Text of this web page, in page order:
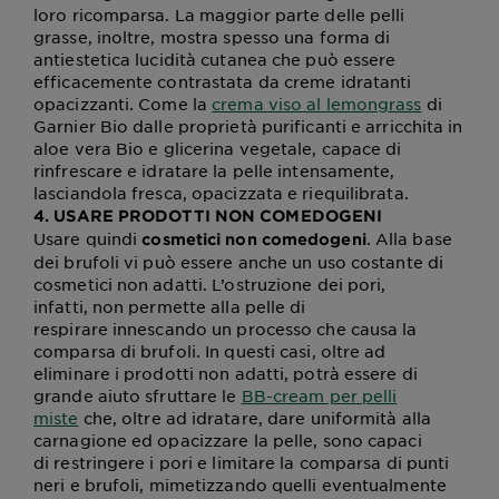
loro ricomparsa. La maggior parte delle pelli
grasse, inoltre, mostra spesso una forma di
antiestetica lucidità cutanea che può essere
efficacemente contrastata da creme idratanti
opacizzanti. Come la crema viso al lemongrass di
Garnier Bio dalle proprietà purificanti e arricchita in
aloe vera Bio e glicerina vegetale, capace di
rinfrescare e idratare la pelle intensamente,
lasciandola fresca, opacizzata e riequilibrata.
4. USARE PRODOTTI NON COMEDOGENI
Usare quindicosmetici non comedogeni. Alla base
dei brufoli vi può essere anche un uso costante di
cosmetici non adatti. L’ostruzione dei pori,
infatti, non permette alla pelle di
respirare innescando un processo che causa la
comparsa di brufoli. In questi casi, oltre ad
eliminare i prodotti non adatti, potrà essere di
grande aiuto sfruttare le BB-cream per pelli
miste che, oltre ad idratare, dare uniformità alla
carnagione ed opacizzare la pelle, sono capaci
di restringere i pori e limitare la comparsa di punti
neri e brufoli, mimetizzando quelli eventualmente